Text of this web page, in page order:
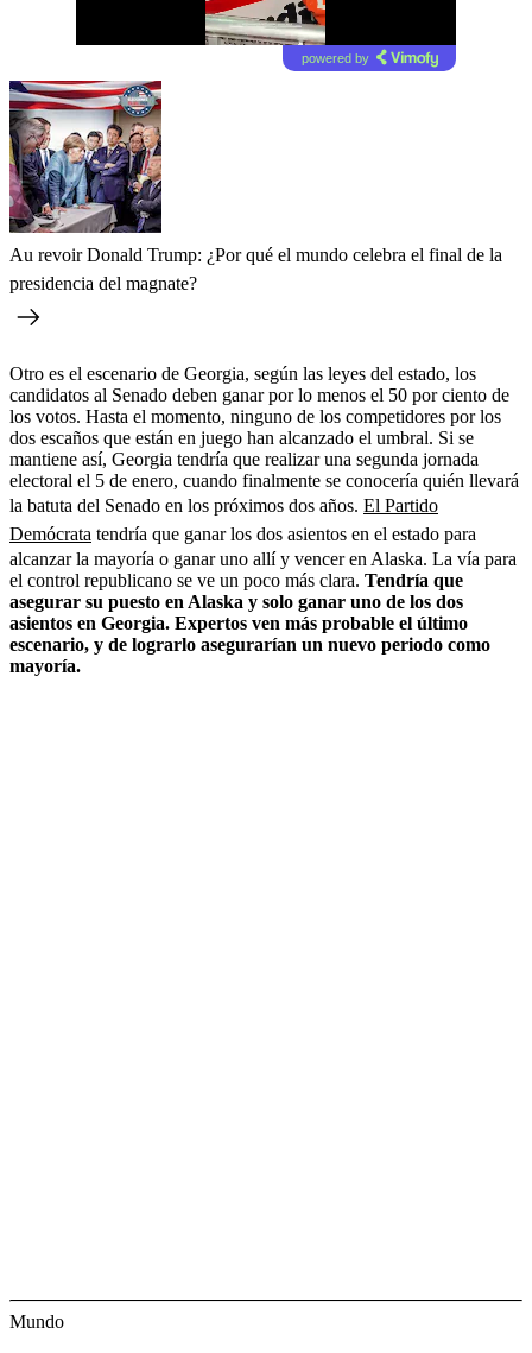
powered by
Au revoir Donald Trump: ¿Por qué el mundo celebra el final de la
presidencia del magnate?
Otro es el escenario de Georgia, según las leyes del estado, los
candidatos al Senado deben ganar por lo menos el 50 por ciento de
los votos. Hasta el momento, ninguno de los competidores por los
dos escaños que están en juego han alcanzado el umbral. Si se
mantiene así, Georgia tendría que realizar una segunda jornada
electoral el 5 de enero, cuando finalmente se conocería quién llevará
la batuta del Senado en los próximos dos años. El Partido
Demócrata tendría que ganar los dos asientos en el estado para
alcanzar la mayoría o ganar uno allí y vencer en Alaska. La vía para
el control republicano se ve un poco más clara. Tendría que
asegurar su puesto en Alaska y solo ganar uno de los dos
asientos en Georgia. Expertos ven más probable el último
escenario, y de lograrlo asegurarían un nuevo periodo como
mayoría.
Mundo